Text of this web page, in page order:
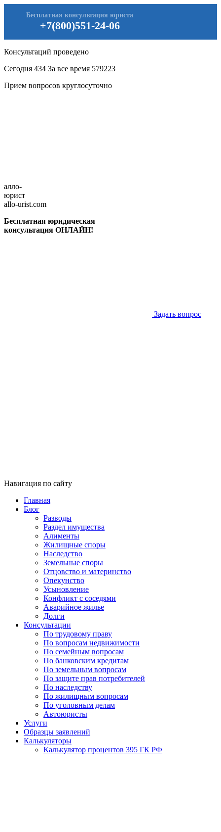
+7(800)551-24-06
Бесплатная консультация юриста
Консультаций проведено
Сегодня 434 За все время 579223
Прием вопросов круглосуточно
алло-
юрист
allo-urist.com
Бесплатная юридическая
консультация ОНЛАЙН!
Задать вопрос
Навигация по сайту
Главная
Блог
Разводы
Раздел имущества
Алименты
Жилищные споры
Наследство
Земельные споры
Отцовство и материнство
Опекунство
Усыновление
Конфликт с соседями
Аварийное жилье
Долги
Консультации
По трудовому праву
По вопросам недвижимости
По семейным вопросам
По банковским кредитам
По земельным вопросам
По защите прав потребителей
По наследству
По жилищным вопросам
По уголовным делам
Автоюристы
Услуги
Образцы заявлений
Калькуляторы
Калькулятор процентов 395 ГК РФ